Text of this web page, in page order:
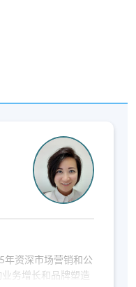
年资深市场营销和公
务增长和品牌塑造